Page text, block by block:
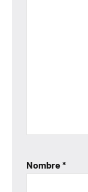
Nombre*